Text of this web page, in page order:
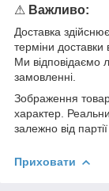
⚠ Важливо:
Доставка
терміни доставки
Ми відповідаємо
замовленні.
Зображення
характер.
залежно від
Приховати